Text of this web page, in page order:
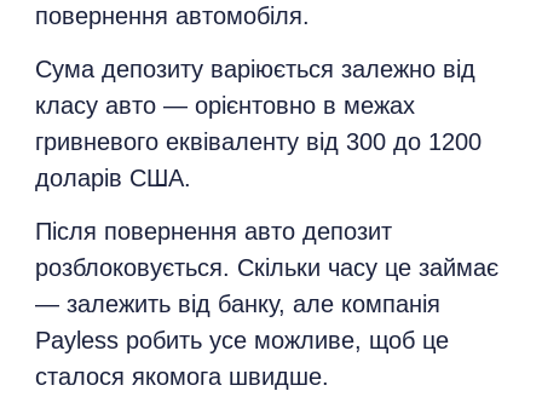
повернення автомобіля.
Сума депозиту варіюється залежно від
класу авто — орієнтовно в межах
гривневого еквіваленту від 300 до 1200
доларів США.
Після повернення авто депозит
розблоковується. Скільки часу це займає
— залежить від банку, але компанія
Payless робить усе можливе, щоб це
сталося якомога швидше.